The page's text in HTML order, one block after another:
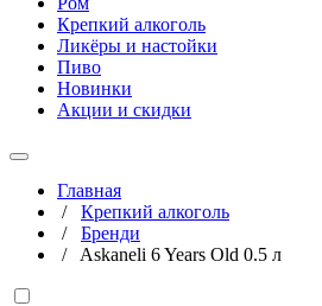
Крепкий алкоголь
Ликёры и настойки
Пиво
Новинки
Акции и скидки
Главная
/ Крепкий алкоголь
/ Бренди
/ Askaneli 6 Years Old 0.5 л